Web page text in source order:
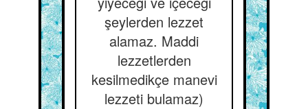
şeylerden lezzet
alamaz. Maddi
lezzetlerden
kesilmedikçe manevi
lezzeti bulamaz)